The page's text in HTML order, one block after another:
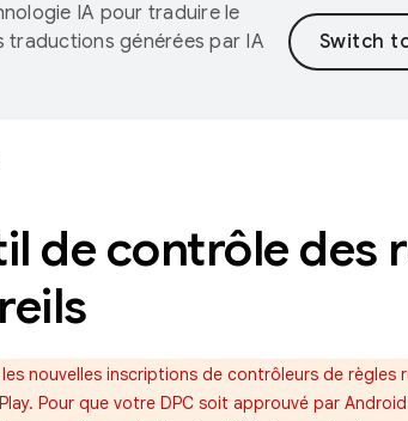
IA pour traduire le
traductions générées par IA
de contrôle des
nouvelles inscriptions de contrôleurs de règles
Pour que votre DPC soit approuvé par